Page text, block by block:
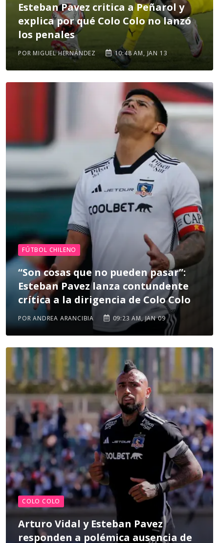
Esteban Pavez critica a Peñarol y
explica por qué Colo Colo no lanzó
los penales
POR MIGUEL HERNÁNDEZ 10:48 AM, JAN 13
FÚTBOL CHILENO
“Son cosas que no pueden pasar”:
Esteban Pavez lanza contundente
crítica a la dirigencia de Colo Colo
POR ANDREA ARANCIBIA 09:23 AM, JAN 09
COLO COLO
Arturo Vidal y Esteban Pavez
responden a polémica ausencia de